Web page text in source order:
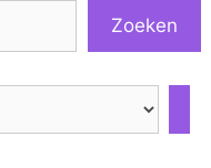
Zoeken